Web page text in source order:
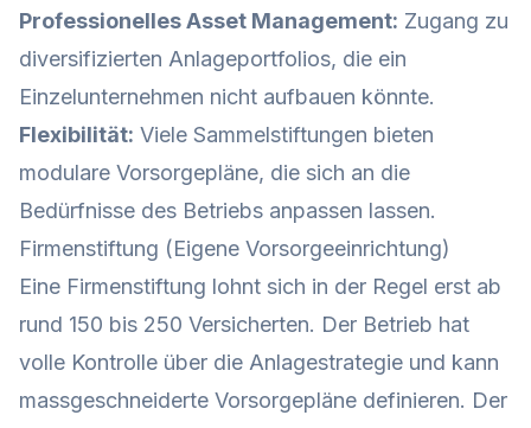
Professionelles Asset Management: Zugang zu
diversifizierten Anlageportfolios, die ein
Einzelunternehmen nicht aufbauen könnte.
Flexibilität: Viele Sammelstiftungen bieten
modulare Vorsorgepläne, die sich an die
Bedürfnisse des Betriebs anpassen lassen.
Firmenstiftung (Eigene Vorsorgeeinrichtung)
Eine Firmenstiftung lohnt sich in der Regel erst ab
rund 150 bis 250 Versicherten. Der Betrieb hat
volle Kontrolle über die Anlagestrategie und kann
massgeschneiderte Vorsorgepläne definieren. Der